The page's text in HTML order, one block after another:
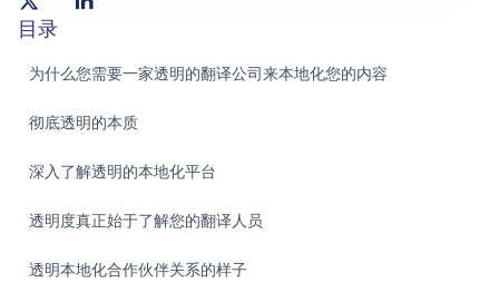
目录
为什么您需要一家透明的翻译公司来本地化您的内容
彻底透明的本质
深入了解透明的本地化平台
透明度真正始于了解您的翻译人员
透明本地化合作伙伴关系的样子